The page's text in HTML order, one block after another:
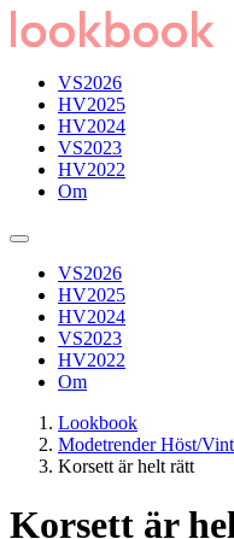
VS2026
HV2025
HV2024
VS2023
HV2022
Om
VS2026
HV2025
HV2024
VS2023
HV2022
Om
Lookbook
Modetrender Höst/
Korsett är helt rätt
Korsett är